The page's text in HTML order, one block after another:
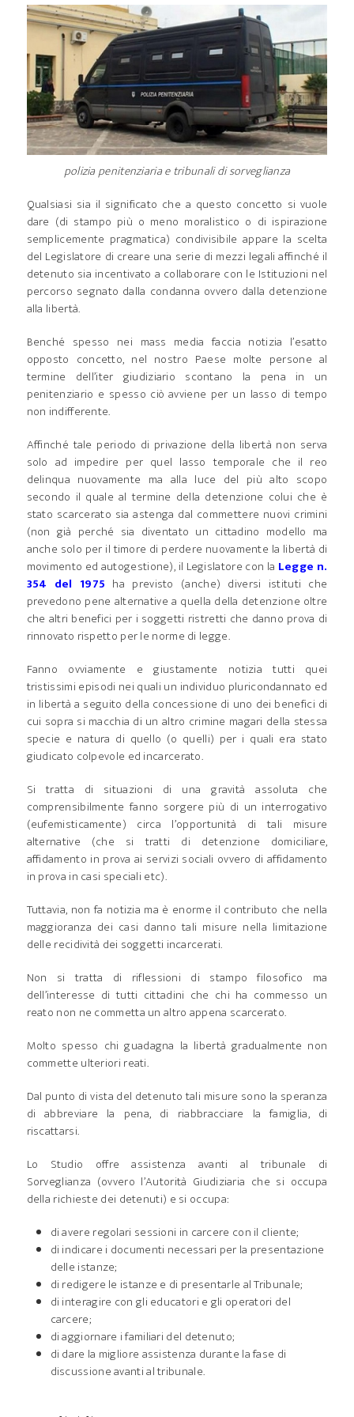
polizia penitenziaria e tribunali di sorveglianza
Qualsiasi sia il significato che a questo concetto si vuole
dare (di stampo più o meno moralistico o di ispirazione
semplicemente pragmatica) condivisibile appare la scelta
del Legislatore di creare una serie di mezzi legali affinché il
detenuto sia incentivato a collaborare con le Istituzioni nel
percorso segnato dalla condanna ovvero dalla detenzione
alla libertà.
Benché spesso nei mass media faccia notizia l’esatto
opposto concetto, nel nostro Paese molte persone al
termine dell’iter giudiziario scontano la pena in un
penitenziario e spesso ciò avviene per un lasso di tempo
non indifferente.
Affinché tale periodo di privazione della libertà non serva
solo ad impedire per quel lasso temporale che il reo
delinqua nuovamente ma alla luce del più alto scopo
secondo il quale al termine della detenzione colui che è
stato scarcerato sia astenga dal commettere nuovi crimini
(non già perché sia diventato un cittadino modello ma
anche solo per il timore di perdere nuovamente la libertà di
movimento ed autogestione), il Legislatore con la Legge n.
354 del 1975 ha previsto (anche) diversi istituti che
prevedono pene alternative a quella della detenzione oltre
che altri benefici per i soggetti ristretti che danno prova di
rinnovato rispetto per le norme di legge.
Fanno ovviamente e giustamente notizia tutti quei
tristissimi episodi nei quali un individuo pluricondannato ed
in libertà a seguito della concessione di uno dei benefici di
cui sopra si macchia di un altro crimine magari della stessa
specie e natura di quello (o quelli) per i quali era stato
giudicato colpevole ed incarcerato.
Si tratta di situazioni di una gravità assoluta che
comprensibilmente fanno sorgere più di un interrogativo
(eufemisticamente) circa l’opportunità di tali misure
alternative (che si tratti di detenzione domiciliare,
affidamento in prova ai servizi sociali ovvero di affidamento
in prova in casi speciali etc).
Tuttavia, non fa notizia ma è enorme il contributo che nella
maggioranza dei casi danno tali misure nella limitazione
delle recidività dei soggetti incarcerati.
Non si tratta di riflessioni di stampo filosofico ma
dell’interesse di tutti cittadini che chi ha commesso un
reato non ne commetta un altro appena scarcerato.
Molto spesso chi guadagna la libertà gradualmente non
commette ulteriori reati.
Dal punto di vista del detenuto tali misure sono la speranza
di abbreviare la pena, di riabbracciare la famiglia, di
riscattarsi.
Lo Studio offre assistenza avanti al tribunale di
Sorveglianza (ovvero l’Autorità Giudiziaria che si occupa
della richieste dei detenuti) e si occupa:
di avere regolari sessioni in carcere con il cliente;
di indicare i documenti necessari per la presentazione
delle istanze;
di redigere le istanze e di presentarle al Tribunale;
di interagire con gli educatori e gli operatori del
carcere;
di aggiornare i familiari del detenuto;
di dare la migliore assistenza durante la fase di
discussione avanti al tribunale.